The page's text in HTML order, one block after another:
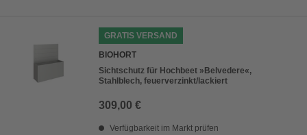
GRATIS VERSAND
BIOHORT
Sichtschutz für Hochbeet »Belvedere«,
Stahlblech, feuerverzinkt/lackiert
309,00 €
Verfügbarkeit im Markt prüfen